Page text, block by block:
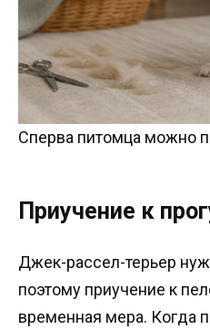
Сперва питомца можно
Приучение к
Джек-рассел-терьер
поэтому приучение к
временная мера. Когда